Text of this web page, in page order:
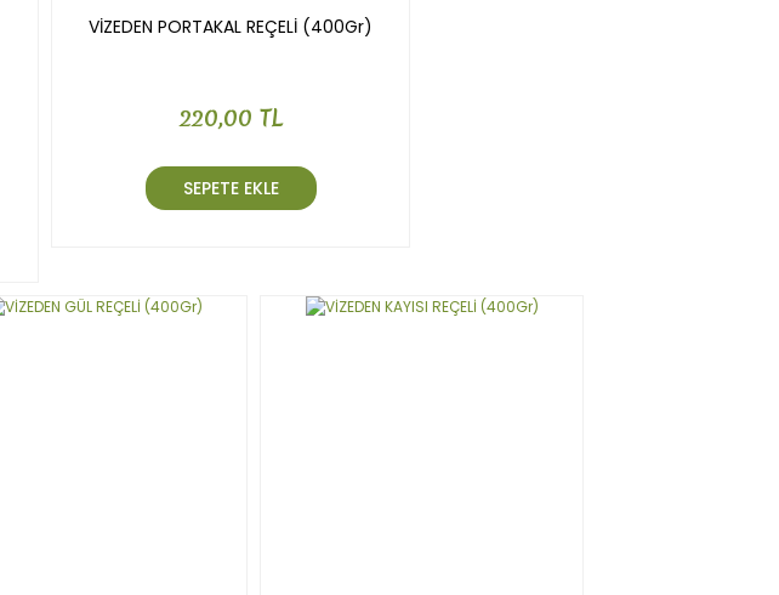
VİZEDEN PORTAKAL REÇELİ (400Gr)
220,00 TL
SEPETE EKLE